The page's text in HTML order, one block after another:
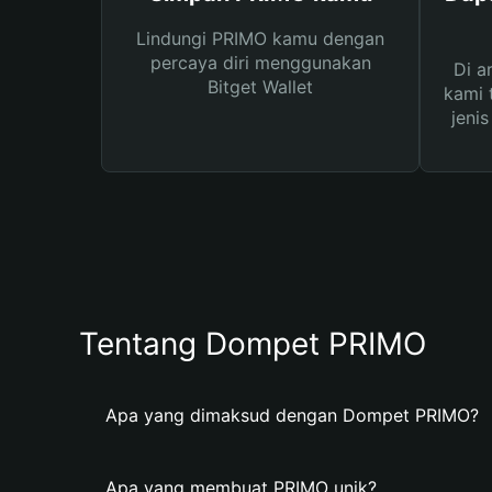
Lindungi PRIMO kamu dengan
percaya diri menggunakan
Bitget Wallet
Di
kami
Tentang Dompet PRIMO
Apa yang dimaksud dengan Dompet PRIMO?
Apa yang membuat PRIMO unik?